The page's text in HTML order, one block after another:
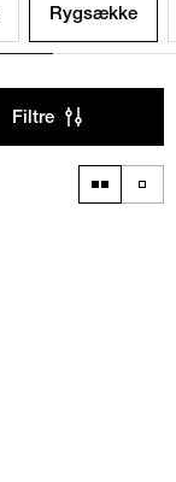
Rygsække
Filtre